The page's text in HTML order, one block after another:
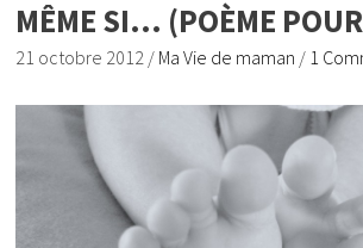
MÊME SI… (POÈME
21 octobre 2012 / Ma Vie de maman / 1